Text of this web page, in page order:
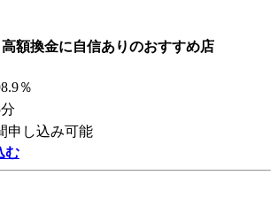
額換金に自信ありのおすすめ店
％
申し込み可能
む